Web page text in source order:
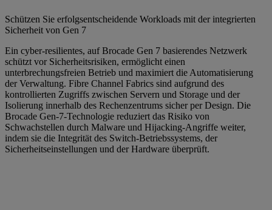
Schützen Sie erfolgsentscheidende Workloads mit der integrierten
Sicherheit von Gen 7
Ein cyber-resilientes, auf Brocade Gen 7 basierendes Netzwerk
schützt vor Sicherheitsrisiken, ermöglicht einen
unterbrechungsfreien Betrieb und maximiert die Automatisierung
der Verwaltung. Fibre Channel Fabrics sind aufgrund des
kontrollierten Zugriffs zwischen Servern und Storage und der
Isolierung innerhalb des Rechenzentrums sicher per Design. Die
Brocade Gen-7-Technologie reduziert das Risiko von
Schwachstellen durch Malware und Hijacking-Angriffe weiter,
indem sie die Integrität des Switch-Betriebssystems, der
Sicherheitseinstellungen und der Hardware überprüft.